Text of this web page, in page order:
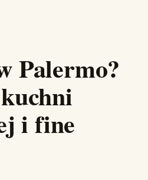
Palermo?
i fine